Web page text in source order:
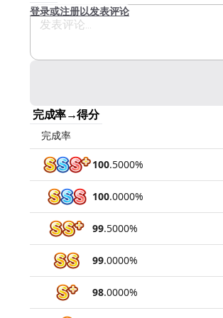
登录或注册以发表评论
完成率→得分
完成率
100.5000%
100.0000%
99.5000%
99.0000%
98.0000%